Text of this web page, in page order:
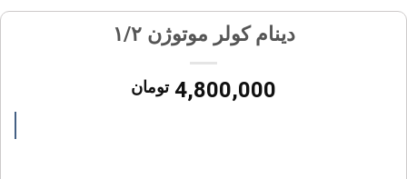
مندی
دینام کولر موتوژن ۱/۲
4,800,000 تومان